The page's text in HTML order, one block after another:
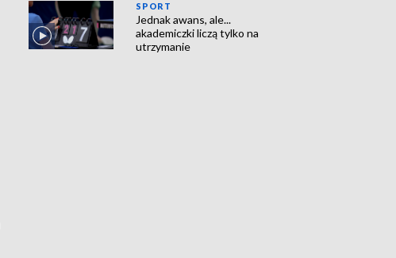
SPORT
Jednak awans, ale...
akademiczki liczą tylko na
utrzymanie